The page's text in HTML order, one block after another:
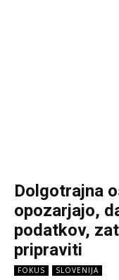
Dolgotrajna
opozarjajo,
podatkov,
pripraviti
FOKUS SLOVENIJA